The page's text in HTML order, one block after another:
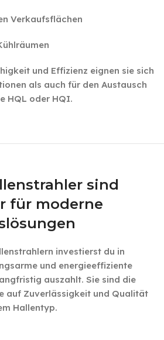
Verkaufsflächen
und Effizienz eignen sie sich
als auch für den Austausch
HQL oder HQI.
sind
für moderne
investierst du in
und energieeffiziente
auszahlt. Sie sind die
auf Zuverlässigkeit und Qualität
Hallentyp.